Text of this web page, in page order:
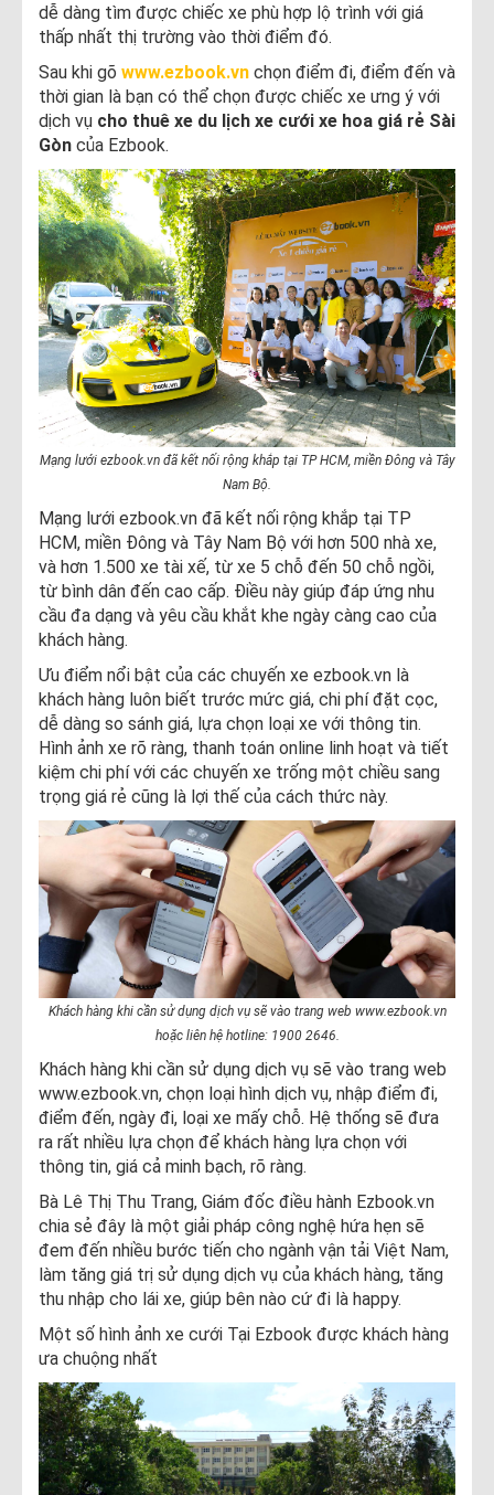
dễ dàng tìm được chiếc xe phù hợp lộ trình với giá
thấp nhất thị trường vào thời điểm đó.
Sau khi gõ www.ezbook.vn chọn điểm đi, điểm đến và
thời gian là bạn có thể chọn được chiếc xe ưng ý với
dịch vụ cho thuê xe du lịch xe cưới xe hoa giá rẻ Sài
Gòn của Ezbook.
Mạng lưới ezbook.vn đã kết nối rộng khắp tại TP HCM, miền Đông và Tây
Nam Bộ.
Mạng lưới ezbook.vn đã kết nối rộng khắp tại TP
HCM, miền Đông và Tây Nam Bộ với hơn 500 nhà xe,
và hơn 1.500 xe tài xế, từ xe 5 chỗ đến 50 chỗ ngồi,
từ bình dân đến cao cấp. Điều này giúp đáp ứng nhu
cầu đa dạng và yêu cầu khắt khe ngày càng cao của
khách hàng.
Ưu điểm nổi bật của các chuyến xe ezbook.vn là
khách hàng luôn biết trước mức giá, chi phí đặt cọc,
dễ dàng so sánh giá, lựa chọn loại xe với thông tin.
Hình ảnh xe rõ ràng, thanh toán online linh hoạt và tiết
kiệm chi phí với các chuyến xe trống một chiều sang
trọng giá rẻ cũng là lợi thế của cách thức này.
Khách hàng khi cần sử dụng dịch vụ sẽ vào trang web www.ezbook.vn
hoặc liên hệ hotline: 1900 2646.
Khách hàng khi cần sử dụng dịch vụ sẽ vào trang web
www.ezbook.vn, chọn loại hình dịch vụ, nhập điểm đi,
điểm đến, ngày đi, loại xe mấy chỗ. Hệ thống sẽ đưa
ra rất nhiều lựa chọn để khách hàng lựa chọn với
thông tin, giá cả minh bạch, rõ ràng.
Bà Lê Thị Thu Trang, Giám đốc điều hành Ezbook.vn
chia sẻ đây là một giải pháp công nghệ hứa hẹn sẽ
đem đến nhiều bước tiến cho ngành vận tải Việt Nam,
làm tăng giá trị sử dụng dịch vụ của khách hàng, tăng
thu nhập cho lái xe, giúp bên nào cứ đi là happy.
Một số hình ảnh xe cưới Tại Ezbook được khách hàng
ưa chuộng nhất